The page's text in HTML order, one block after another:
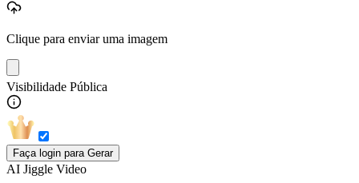
Clique para enviar uma imagem
Visibilidade Pública
Faça login para Gerar
AI Jiggle Video